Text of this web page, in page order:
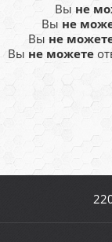
Вы не
Вы не
Вы не
Вы не можете